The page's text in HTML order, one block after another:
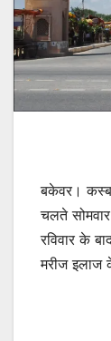
बकेवर।
चलते
रविवार के
मरीज इलाज